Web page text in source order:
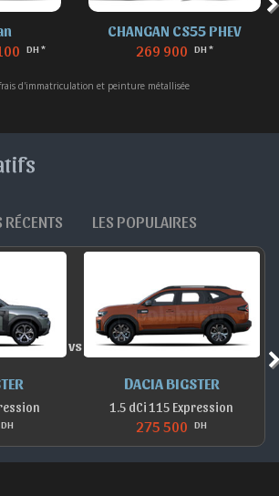
DH *
CHANGAN CS55 PHEV
269 900 DH *
d'immatriculation et peinture métallisée
RÉCENTS LES POPULAIRES
+
Ultimate
DH
vs
RENAULT CLIO E-TECH
1.6 E-Tech 145 HEV Equilibre
253 000 DH